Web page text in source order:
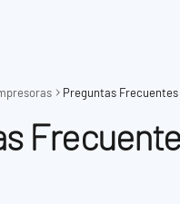
Preguntas Frecuentes